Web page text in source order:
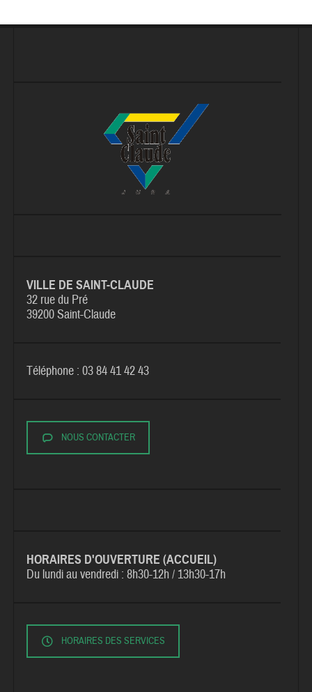
VILLE DE SAINT-CLAUDE
32 rue du Pré
39200 Saint-Claude
Téléphone : 03 84 41 42 43
NOUS CONTACTER
HORAIRES D'OUVERTURE (ACCUEIL)
Du lundi au vendredi :8h30-12h / 13h30-17h
HORAIRES DES SERVICES